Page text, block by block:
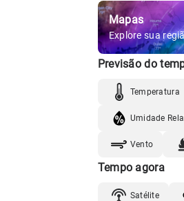
Mapas
Explore sua
Previsão do
Temperatura
Umidade
Vento
Tempo agora
Satélite